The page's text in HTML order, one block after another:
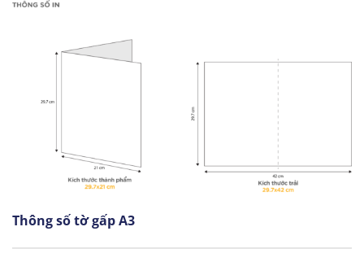
Thông số tờ gấp A3